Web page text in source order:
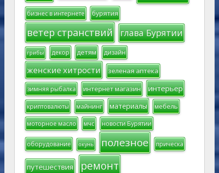
бизнес в интернете бурятия
ветер странствий глава Бурятии
грибы декор детям дизайн
женские хитрости зеленая аптека
зимняя рыбалка интернет магазин интерьер
криптовалюты майнинг материалы мебель
моторное масло мчс новости Бурятии
оборудование окунь полезное прическа
путешествия ремонт